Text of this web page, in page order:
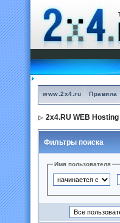
www.2x4.ru Правила
2x4.RU WEB Hosting
Фильтры поиска
Имя пользователя